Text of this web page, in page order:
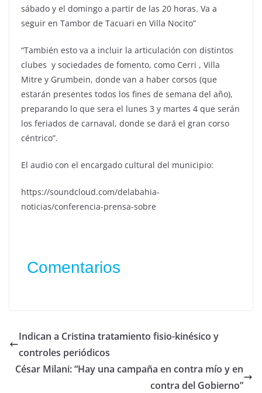
sábado y el domingo a partir de las 20 horas. Va a
seguir en Tambor de Tacuari en Villa Nocito”
“También esto va a incluir la articulación con distintos
clubes y sociedades de fomento, como Cerri , Villa
Mitre y Grumbein, donde van a haber corsos (que
estarán presentes todos los fines de semana del año),
preparando lo que sera el lunes 3 y martes 4 que serán
los feriados de carnaval, donde se dará el gran corso
céntrico”.
El audio con el encargado cultural del municipio:
https://soundcloud.com/delabahia-
noticias/conferencia-prensa-sobre
Comentarios
Indican a Cristina tratamiento fisio-kinésico y
controles periódicos
César Milani: “Hay una campaña en contra mío y en
contra del Gobierno”